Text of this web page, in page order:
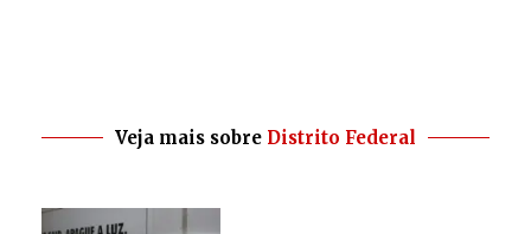
Veja mais sobre Distrito Federal